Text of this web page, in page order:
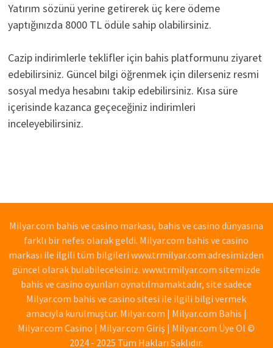
Yatırım sözünü yerine getirerek üç kere ödeme
yaptığınızda 8000 TL ödüle sahip olabilirsiniz.
Cazip indirimlerle teklifler için bahis platformunu ziyaret
edebilirsiniz. Güncel bilgi öğrenmek için dilerseniz resmi
sosyal medya hesabını takip edebilirsiniz. Kısa süre
içerisinde kazanca geçeceğiniz indirimleri
inceleyebilirsiniz.
Milyar.com bahis ve casino markası, bahis ve casino dünyasına
farklı bir nefes olarak geldi. Milyar.com bahis ve casino
markası ile ilgili tüm bilgileri www.trmilyar.com adresimizden
güncel olarak bulabileceksiniz. www.trmilyar.com sitemizde
bahis ve casino oyunları oynatılmamaktadır, site sadece
Milyar.com bahis ve casino sitesi ile ilgili bilgi vermek
amacıyla kurulmuştur. Milyar.com | Milyar.com Bahis |
Milyar.com Casino | Milyar.com Giriş | Milyar.com Üye Ol ©
2024 - 2025 Tüm Hakları Saklıdır.